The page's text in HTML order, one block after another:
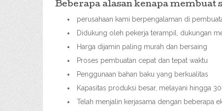
Beberapa alasan kenapa membuat
perusahaan kami berpengalaman di
Didukung oleh pekerja terampil, dukungan
Harga dijamin paling murah dan bersaing
Proses pembuatan cepat dan tepat waktu
Penggunaan bahan baku yang berkualitas
Kapasitas produksi besar, melayani hingga
Telah menjalin kerjasama dengan beberapa